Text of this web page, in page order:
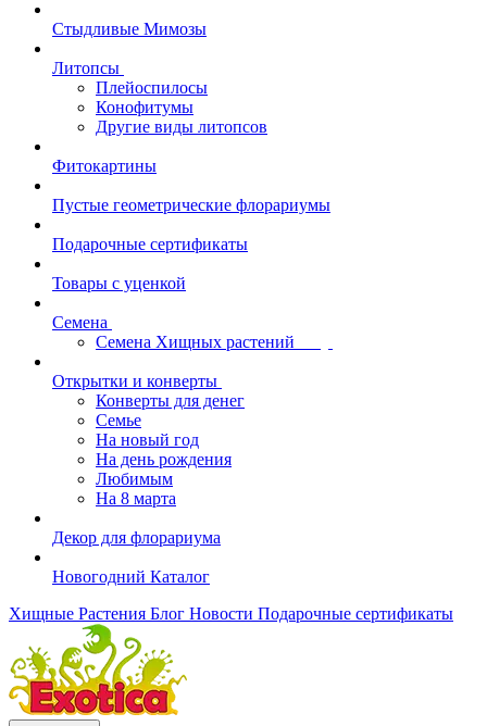
Стыдливые Мимозы
Литопсы
Плейоспилосы
Конофитумы
Другие виды литопсов
Фитокартины
Пустые геометрические флорариумы
Подарочные сертификаты
Товары с уценкой
Семена
Семена Хищных растений
Открытки и конверты
Конверты для денег
Семье
На новый год
На день рождения
Любимым
На 8 марта
Декор для флорариума
Новогодний Каталог
Хищные Растения Блог Новости Подарочные сертификаты